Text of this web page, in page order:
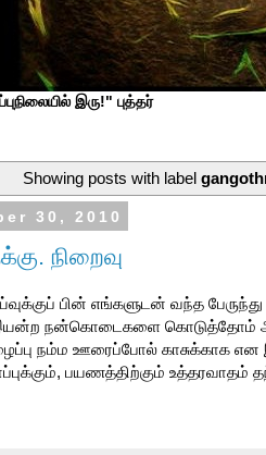
இரு!" புத்தர்
Showing posts with label
30, 2010
நிறைவு
பின் எங்களுடன் வந்த
இயன்ற நன்கொடைகளை கொடுத்தோம்
நம்ம ஊரைப்போல் காசுக்காக
பயணத்திற்கும்